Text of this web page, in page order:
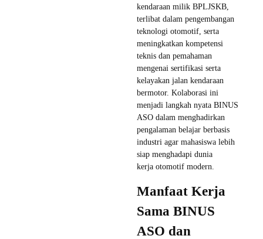
kendaraan milik BPLJSKB,
terlibat dalam pengembangan
teknologi otomotif, serta
meningkatkan kompetensi
teknis dan pemahaman
mengenai sertifikasi serta
kelayakan jalan kendaraan
bermotor. Kolaborasi ini
menjadi langkah nyata BINUS
ASO dalam menghadirkan
pengalaman belajar berbasis
industri agar mahasiswa lebih
siap menghadapi dunia
kerja otomotif modern.
Manfaat Kerja
Sama BINUS
ASO dan